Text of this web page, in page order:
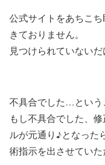
公式サイトをあちこ
きておりません。
見つけられていないだ
不具合でした…という
もし不具合でした、
ルが元通り♪となった
術指示を出させていた